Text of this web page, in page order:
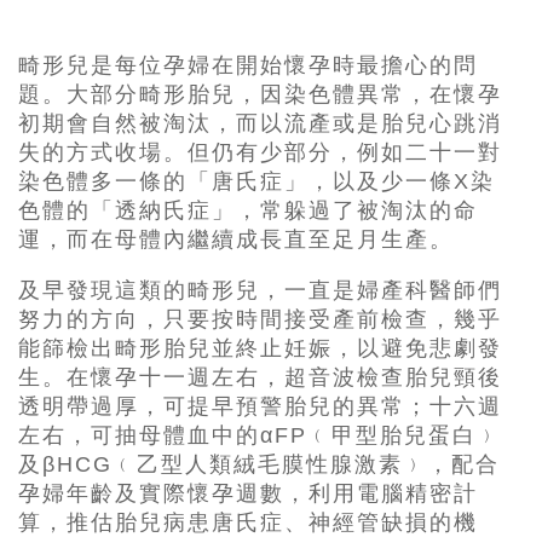
畸形兒是每位孕婦在開始懷孕時最擔心的問
題。大部分畸形胎兒，因染色體異常，在懷孕
初期會自然被淘汰，而以流產或是胎兒心跳消
失的方式收場。但仍有少部分，例如二十一對
染色體多一條的「唐氏症」，以及少一條X染
色體的「透納氏症」，常躲過了被淘汰的命
運，而在母體內繼續成長直至足月生產。
及早發現這類的畸形兒，一直是婦產科醫師們
努力的方向，只要按時間接受產前檢查，幾乎
能篩檢出畸形胎兒並終止妊娠，以避免悲劇發
生。在懷孕十一週左右，超音波檢查胎兒頸後
透明帶過厚，可提早預警胎兒的異常；十六週
左右，可抽母體血中的αFP﹙甲型胎兒蛋白﹚
及βHCG﹙乙型人類絨毛膜性腺激素﹚，配合
孕婦年齡及實際懷孕週數，利用電腦精密計
算，推估胎兒病患唐氏症、神經管缺損的機